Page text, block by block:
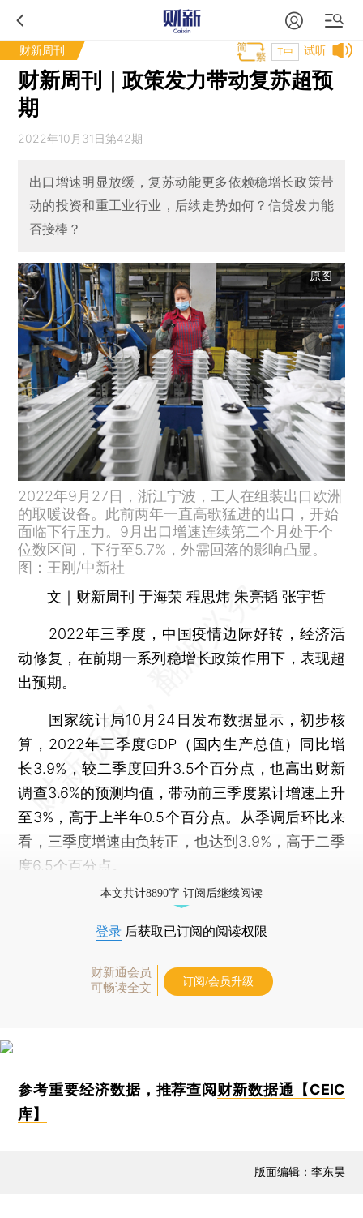
财新周刊 试听
T中
财新周刊｜政策发力带动复苏超预
期
2022年10月31日第42期
出口增速明显放缓，复苏动能更多依赖稳增长政策带
动的投资和重工业行业，后续走势如何？信贷发力能
否接棒？
原图
2022年9月27日，浙江宁波，工人在组装出口欧洲
的取暖设备。此前两年一直高歌猛进的出口，开始
面临下行压力。9月出口增速连续第二个月处于个
位数区间，下行至5.7%，外需回落的影响凸显。
图：王刚/中新社
文｜财新周刊 于海荣 程思炜 朱亮韬 张宇哲
2022年三季度，中国疫情边际好转，经济活
动修复，在前期一系列稳增长政策作用下，表现超
出预期。
国家统计局10月24日发布数据显示，初步核
算，2022年三季度GDP（国内生产总值）同比增
长3.9%，较二季度回升3.5个百分点，也高出财新
调查3.6%的预测均值，带动前三季度累计增速上升
至3%，高于上半年0.5个百分点。从季调后环比来
看，三季度增速由负转正，也达到3.9%，高于二季
度6.5个百分点。
本文共计8890字 订阅后继续阅读
登录 后获取已订阅的阅读权限
财新通会员
可畅读全文
订阅/会员升级
参考重要经济数据，推荐查阅财新数据通【CEIC
库】
版面编辑：李东昊